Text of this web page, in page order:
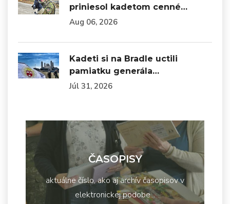
priniesol kadetom cenné…
Aug 06, 2026
Kadeti si na Bradle uctili
pamiatku generála…
Júl 31, 2026
ČASOPISY
aktuálne číslo, ako aj archív časopisov v
elektronickej podobe...